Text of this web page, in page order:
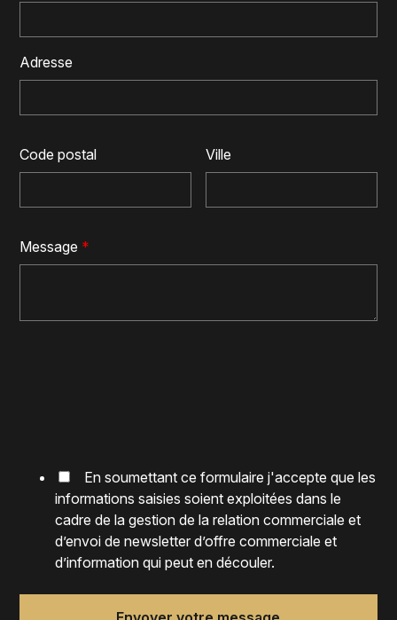
Adresse
Code postal Ville
Message *
En soumettant ce formulaire j'accepte que les
informations saisies soient exploitées dans le
cadre de la gestion de la relation commerciale et
d’envoi de newsletter d’offre commerciale et
d’information qui peut en découler.